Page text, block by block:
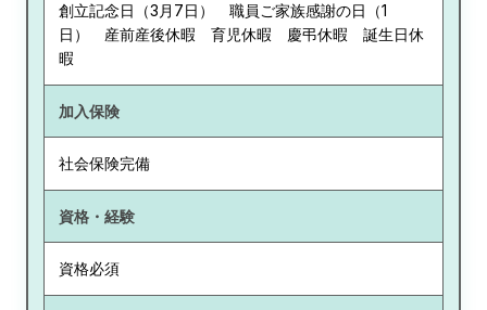
創立記念日（3月7日） 職員ご家族感謝の日（1
日） 産前産後休暇 育児休暇 慶弔休暇 誕生日休
暇
加入保険
社会保険完備
資格・経験
資格必須